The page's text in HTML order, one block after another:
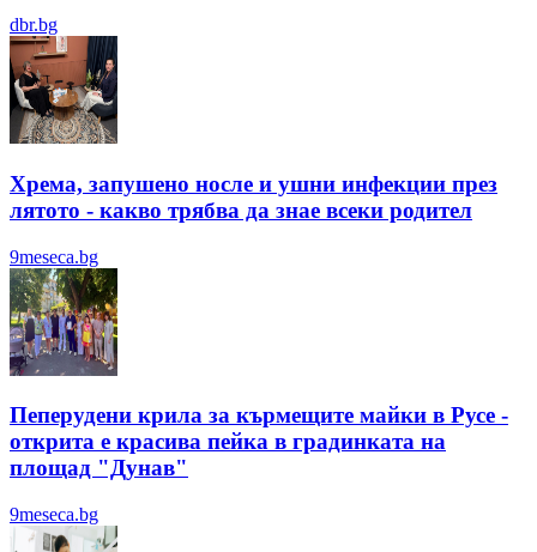
dbr.bg
Хрема, запушено носле и ушни инфекции през
лятотo - какво трябва да знае всеки родител
9meseca.bg
Пеперудени крила за кърмещите майки в Русе -
открита е красива пейка в градинката на
площад "Дунав"
9meseca.bg